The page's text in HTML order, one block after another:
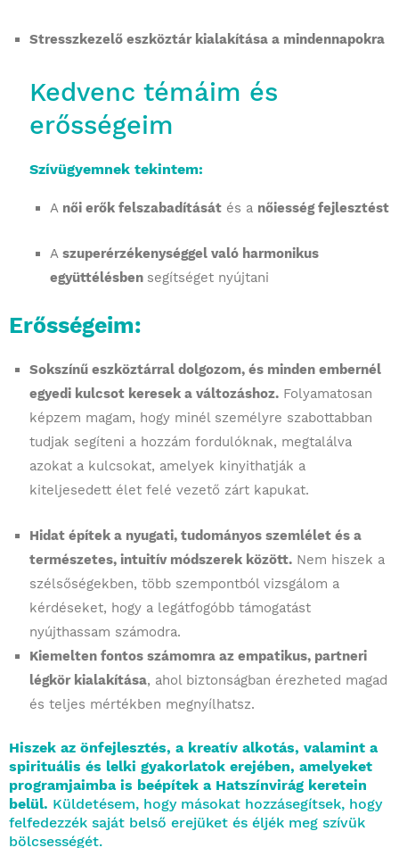
Stresszkezelő eszköztár kialakítása a mindennapokra
Kedvenc témáim és
erősségeim
Szívügyemnek tekintem:
A női erők felszabadítását és a nőiesség fejlesztést
Aszuperérzékenységgel való harmonikus
együttélésben segítséget nyújtani
Erősségeim:
Sokszínű eszköztárral dolgozom, és minden embernél
egyedi kulcsot keresek a változáshoz. Folyamatosan
képzem magam, hogy minél személyre szabottabban
tudjak segíteni a hozzám fordulóknak, megtalálva
azokat a kulcsokat, amelyek kinyithatják a
kiteljesedett élet felé vezető zárt kapukat.
Hidat építek a nyugati, tudományos szemlélet és a
természetes, intuitív módszerek között. Nem hiszek a
szélsőségekben, több szempontból vizsgálom a
kérdéseket, hogy a legátfogóbb támogatást
nyújthassam számodra.
Kiemelten fontos számomra az empatikus, partneri
légkör kialakítása, ahol biztonságban érezheted magad
és teljes mértékben megnyílhatsz.
Hiszek az önfejlesztés, a kreatív alkotás, valamint a
spirituális és lelki gyakorlatok erejében, amelyeket
programjaimba is beépítek a Hatszínvirág keretein
belül. Küldetésem, hogy másokat hozzásegítsek, hogy
felfedezzék saját belső erejüket és éljék meg szívük
bölcsességét.